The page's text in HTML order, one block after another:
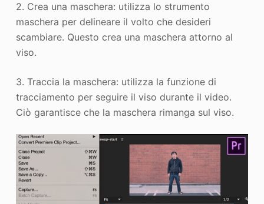
2. Crea una maschera: utilizza lo strumento
maschera per delineare il volto che desideri
scambiare. Questo crea una maschera attorno al
viso.
3. Traccia la maschera: utilizza la funzione di
tracciamento per seguire il viso durante il video.
Ciò garantisce che la maschera rimanga sul viso.